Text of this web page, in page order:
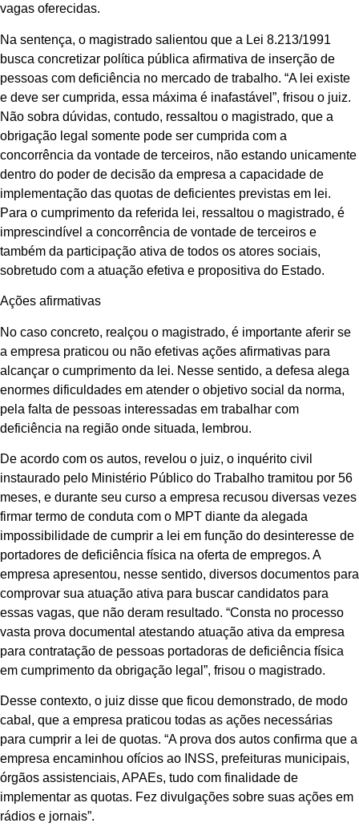
vagas oferecidas.
Na sentença, o magistrado salientou que a Lei 8.213/1991
busca concretizar política pública afirmativa de inserção de
pessoas com deficiência no mercado de trabalho. “A lei existe
e deve ser cumprida, essa máxima é inafastável”, frisou o juiz.
Não sobra dúvidas, contudo, ressaltou o magistrado, que a
obrigação legal somente pode ser cumprida com a
concorrência da vontade de terceiros, não estando unicamente
dentro do poder de decisão da empresa a capacidade de
implementação das quotas de deficientes previstas em lei.
Para o cumprimento da referida lei, ressaltou o magistrado, é
imprescindível a concorrência de vontade de terceiros e
também da participação ativa de todos os atores sociais,
sobretudo com a atuação efetiva e propositiva do Estado.
Ações afirmativas
No caso concreto, realçou o magistrado, é importante aferir se
a empresa praticou ou não efetivas ações afirmativas para
alcançar o cumprimento da lei. Nesse sentido, a defesa alega
enormes dificuldades em atender o objetivo social da norma,
pela falta de pessoas interessadas em trabalhar com
deficiência na região onde situada, lembrou.
De acordo com os autos, revelou o juiz, o inquérito civil
instaurado pelo Ministério Público do Trabalho tramitou por 56
meses, e durante seu curso a empresa recusou diversas vezes
firmar termo de conduta com o MPT diante da alegada
impossibilidade de cumprir a lei em função do desinteresse de
portadores de deficiência física na oferta de empregos. A
empresa apresentou, nesse sentido, diversos documentos para
comprovar sua atuação ativa para buscar candidatos para
essas vagas, que não deram resultado. “Consta no processo
vasta prova documental atestando atuação ativa da empresa
para contratação de pessoas portadoras de deficiência física
em cumprimento da obrigação legal”, frisou o magistrado.
Desse contexto, o juiz disse que ficou demonstrado, de modo
cabal, que a empresa praticou todas as ações necessárias
para cumprir a lei de quotas. “A prova dos autos confirma que a
empresa encaminhou ofícios ao INSS, prefeituras municipais,
órgãos assistenciais, APAEs, tudo com finalidade de
implementar as quotas. Fez divulgações sobre suas ações em
rádios e jornais”.